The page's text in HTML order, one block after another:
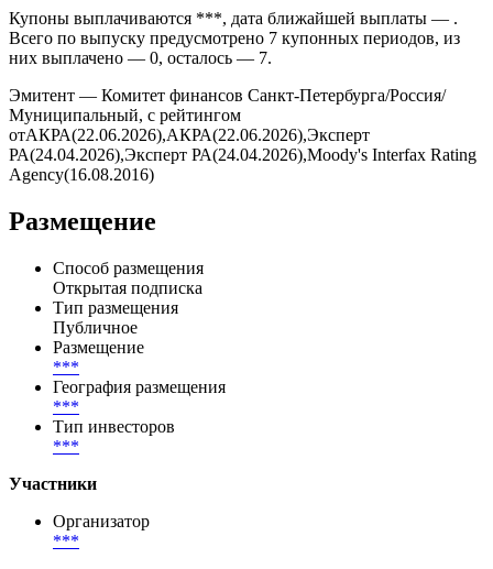
Купоны выплачиваются ***, дата ближайшей выплаты — .
Всего по выпуску предусмотрено 7 купонных периодов, из
них выплачено — 0, осталось — 7.
Эмитент — Комитет финансов Санкт-Петербурга/Россия/
Муниципальный, с рейтингом
отАКРА(22.06.2026),АКРА(22.06.2026),Эксперт
РА(24.04.2026),Эксперт РА(24.04.2026),Moody's Interfax Rating
Agency(16.08.2016)
Размещение
Способ размещения
Открытая подписка
Тип размещения
Публичное
Размещение
***
География размещения
***
Тип инвесторов
***
Участники
Организатор
***